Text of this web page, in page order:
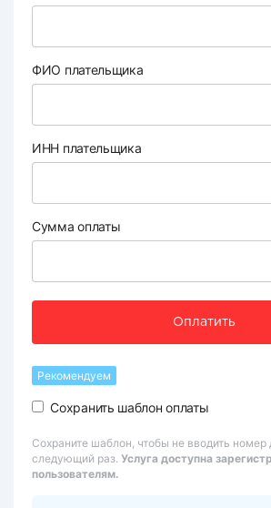
ФИО плательщика
ИНН плательщика
Сумма оплаты
Оплатить
Рекомендуем
Сохранить шаблон оплаты
Сохраните шаблон, чтобы не вводить номер
следующий раз. Услуга доступна
пользователям.